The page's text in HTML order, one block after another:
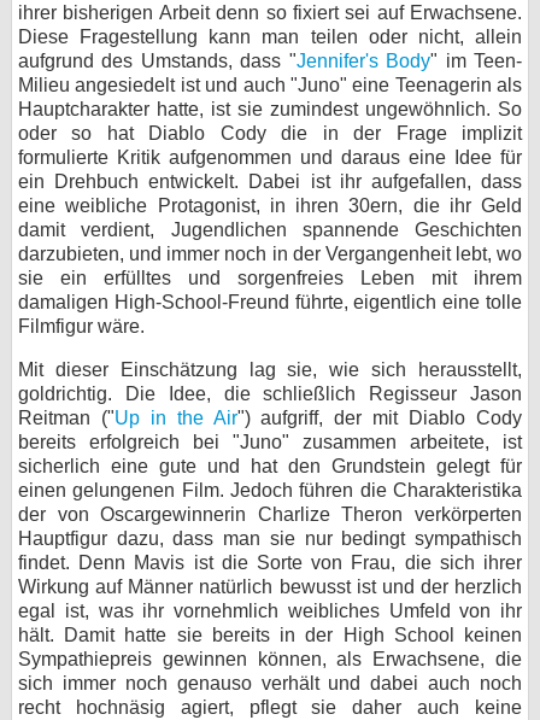
ihrer bisherigen Arbeit denn so fixiert sei auf Erwachsene.
Diese Fragestellung kann man teilen oder nicht, allein
aufgrund des Umstands, dass "Jennifer's Body" im Teen-
Milieu angesiedelt ist und auch "Juno" eine Teenagerin als
Hauptcharakter hatte, ist sie zumindest ungewöhnlich. So
oder so hat Diablo Cody die in der Frage implizit
formulierte Kritik aufgenommen und daraus eine Idee für
ein Drehbuch entwickelt. Dabei ist ihr aufgefallen, dass
eine weibliche Protagonist, in ihren 30ern, die ihr Geld
damit verdient, Jugendlichen spannende Geschichten
darzubieten, und immer noch in der Vergangenheit lebt, wo
sie ein erfülltes und sorgenfreies Leben mit ihrem
damaligen High-School-Freund führte, eigentlich eine tolle
Filmfigur wäre.
Mit dieser Einschätzung lag sie, wie sich herausstellt,
goldrichtig. Die Idee, die schließlich Regisseur Jason
Reitman ("Up in the Air") aufgriff, der mit Diablo Cody
bereits erfolgreich bei "Juno" zusammen arbeitete, ist
sicherlich eine gute und hat den Grundstein gelegt für
einen gelungenen Film. Jedoch führen die Charakteristika
der von Oscargewinnerin Charlize Theron verkörperten
Hauptfigur dazu, dass man sie nur bedingt sympathisch
findet. Denn Mavis ist die Sorte von Frau, die sich ihrer
Wirkung auf Männer natürlich bewusst ist und der herzlich
egal ist, was ihr vornehmlich weibliches Umfeld von ihr
hält. Damit hatte sie bereits in der High School keinen
Sympathiepreis gewinnen können, als Erwachsene, die
sich immer noch genauso verhält und dabei auch noch
recht hochnäsig agiert, pflegt sie daher auch keine